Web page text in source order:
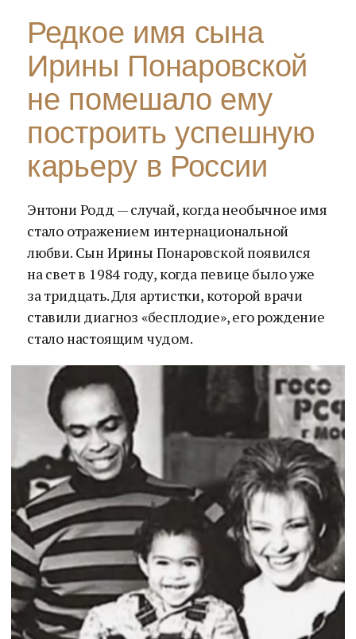
Редкое имя сына
Ирины Понаровской
не помешало ему
построить успешную
карьеру в России
Энтони Родд — случай, когда необычное имя
стало отражением интернациональной
любви. Сын Ирины Понаровской появился
на свет в 1984 году, когда певице было уже
за тридцать. Для артистки, которой врачи
ставили диагноз «бесплодие», его рождение
стало настоящим чудом.